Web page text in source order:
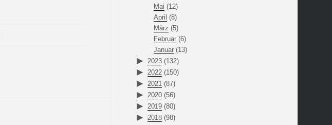
Mai (12)
April (8)
März (5)
Februar(6)
Januar(13)
2023 (132)
2022 (150)
2021 (87)
2020 (56)
2019 (80)
2018 (98)